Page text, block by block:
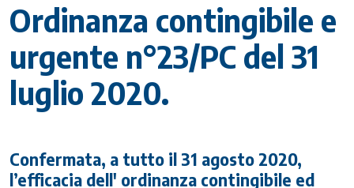
Ordinanza contingibile e
urgente n°23/PC del 31
luglio 2020.
Confermata, a tutto il 31 agosto 2020,
l’efficacia dell' ordinanza contingibile ed